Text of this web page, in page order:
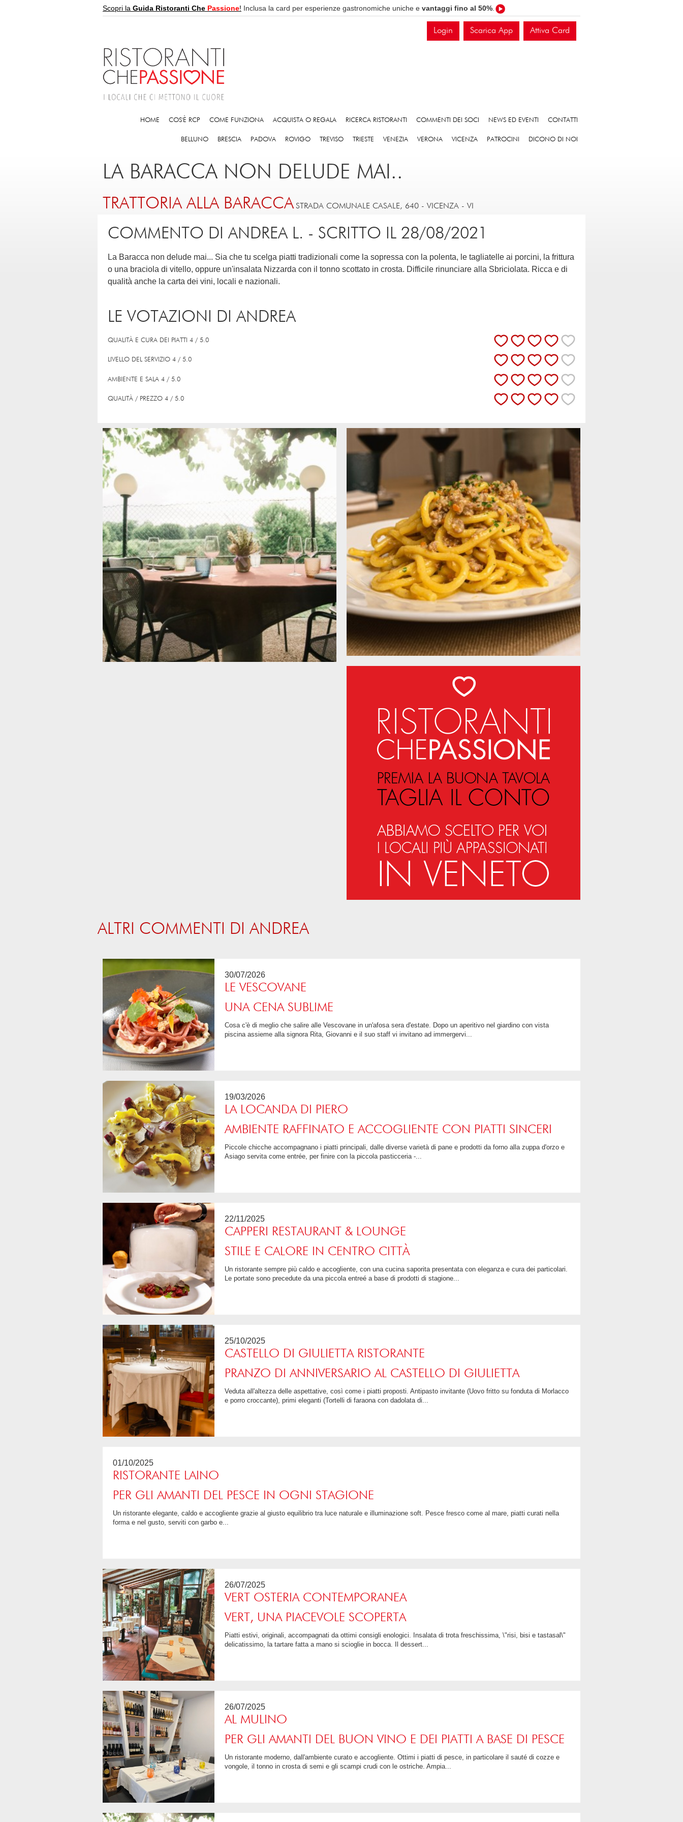
Scopri la Guida Ristoranti Che Passione! Inclusa la card per esperienze gastronomiche uniche e vantaggi fino al 50%
Login Scarica App Attiva Card
HOME COS'È RCP COME FUNZIONA ACQUISTA O REGALA RICERCA RISTORANTI COMMENTI DEI SOCI NEWS ED EVENTI CONTATTI
BELLUNO BRESCIA PADOVA ROVIGO TREVISO TRIESTE VENEZIA VERONA VICENZA PATROCINI DICONO DI NOI
LA BARACCA NON DELUDE MAI..
TRATTORIA ALLA BARACCA STRADA COMUNALE CASALE, 640 - VICENZA - VI
COMMENTO DI ANDREA L. - SCRITTO IL 28/08/2021
La Baracca non delude mai... Sia che tu scelga piatti tradizionali come la sopressa con la polenta, le tagliatelle ai porcini, la frittura
o una braciola di vitello, oppure un'insalata Nizzarda con il tonno scottato in crosta. Difficile rinunciare alla Sbriciolata. Ricca e di
qualità anche la carta dei vini, locali e nazionali.
LE VOTAZIONI DI ANDREA
QUALITÀ E CURA DEI PIATTI 4 / 5.0
LIVELLO DEL SERVIZIO 4 / 5.0
AMBIENTE E SALA 4 / 5.0
QUALITÀ / PREZZO 4 / 5.0
ALTRI COMMENTI DI ANDREA
30/07/2026
LE VESCOVANE
UNA CENA SUBLIME
Cosa c'è di meglio che salire alle Vescovane in un'afosa sera d'estate. Dopo un aperitivo nel giardino con vista
piscina assieme alla signora Rita, Giovanni e il suo staff vi invitano ad immergervi...
LEGGI TUTTO CONDIVIDI
19/03/2026
LA LOCANDA DI PIERO
AMBIENTE RAFFINATO E ACCOGLIENTE CON PIATTI SINCERI
Piccole chicche accompagnano i piatti principali, dalle diverse varietà di pane e prodotti da forno alla zuppa d'orzo e
Asiago servita come entrée, per finire con la piccola pasticceria -...
22/11/2025
CAPPERI RESTAURANT & LOUNGE
STILE E CALORE IN CENTRO CITTÀ
Un ristorante sempre più caldo e accogliente, con una cucina saporita presentata con eleganza e cura dei particolari.
Le portate sono precedute da una piccola entreé a base di prodotti di stagione...
LEGGI TUTTO
25/10/2025
CASTELLO DI GIULIETTA RISTORANTE
PRANZO DI ANNIVERSARIO AL CASTELLO DI GIULIETTA
Veduta all'altezza delle aspettative, così come i piatti proposti. Antipasto invitante (Uovo fritto su fonduta di Morlacco
e porro croccante), primi eleganti (Tortelli di faraona con dadolata di...
01/10/2025
RISTORANTE LAINO
PER GLI AMANTI DEL PESCE IN OGNI STAGIONE
Un ristorante elegante, caldo e accogliente grazie al giusto equilibrio tra luce naturale e illuminazione soft. Pesce fresco come al mare, piatti curati nella
forma e nel gusto, serviti con garbo e...
26/07/2025
VERT OSTERIA CONTEMPORANEA
VERT, UNA PIACEVOLE SCOPERTA
Piatti estivi, originali, accompagnati da ottimi consigli enologici. Insalata di trota freschissima, \"risi, bisi e tastasal\"
delicatissimo, la tartare fatta a mano si scioglie in bocca. Il dessert...
LEGGI TUTTO CONDIVIDI
26/07/2025
AL MULINO
PER GLI AMANTI DEL BUON VINO E DEI PIATTI A BASE DI PESCE
Un ristorante moderno, dall'ambiente curato e accogliente. Ottimi i piatti di pesce, in particolare il sauté di cozze e
vongole, il tonno in crosta di semi e gli scampi crudi con le ostriche. Ampia...